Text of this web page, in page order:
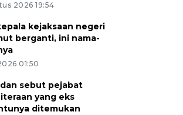
2026 19:54
kejaksaan negeri
berganti, ini nama-
01:50
sebut pejabat
yang eks
ditemukan